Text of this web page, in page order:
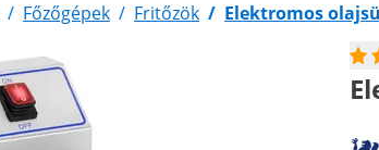
/ Főzőgépek / Fritőzök / Elektromos